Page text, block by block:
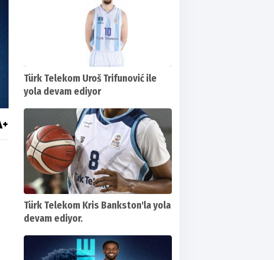
Türk Telekom Uroš Trifunović ile
yola devam ediyor
Türk Telekom Kris Bankston'la yola
devam ediyor.